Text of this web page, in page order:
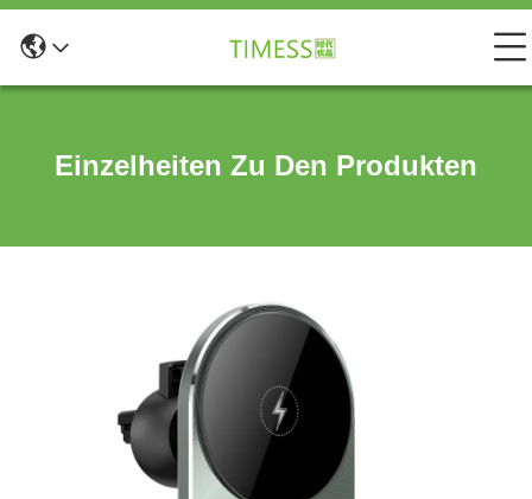
Einzelheiten Zu Den Produkten